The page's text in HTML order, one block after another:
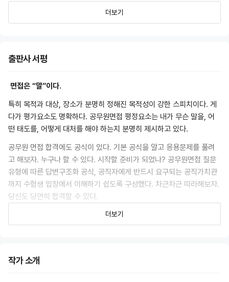
2-1. 공직가치관의 이해
3. 경험질문 대비
3-2. 공무원면접의 경험 질문 예시
3-4. 경험 발굴하는 법
3-5. 경험 정리하는 법
3-6. 질문에 따른 경험 사례 매칭법
4. 필수질문 대비
4-1. 1분 자기소개
4-2. 지원동기
4-3. 성격의 장단점
4-4. 입직 후 계획
5. 5분스피치
5-3. 5분스피치 최근 기출 주제
더보기
출판사 서평
면접은 “말”이다.
특히 목적과 대상, 장소가 분명히 정해진 목적성이 강한 스피치이다. 게
다가 평가요소도 명확하다. 공무원면접 평정요소는 내가 무슨 말을, 어
떤 태도를, 어떻게 대처를 해야 하는지 분명히 제시하고 있다.
공무원 면접 합격에도 공식이 있다. 기본 공식을 알고 응용문제를 풀려
고 해보자. 누구나 할 수 있다. 시작할 준비가 되었나? 공무원면접 질문
유형에 따른 답변구조화 공식, 공직자에게 반드시 요구되는 공직가치관
까지 수험생 입장에서 이해하기 쉽도록 구성했다. 차근차근 따라해보자.
당신도 당연히 합격할 수 있다.
더보기
작가 소개